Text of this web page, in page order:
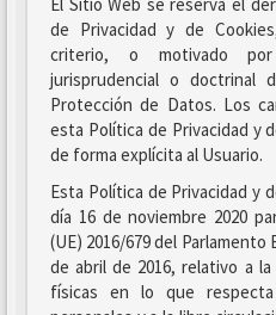
de Privacidad y de
criterio, o motivado
jurisprudencial o doctrinal
Protección de Datos. Los
esta Política de Privacidad y
de forma explícita al Usuario.
Esta Política de Privacidad y
día 16 de noviembre 2020
(UE) 2016/679 del
de abril de 2016, relativo a
físicas en lo que